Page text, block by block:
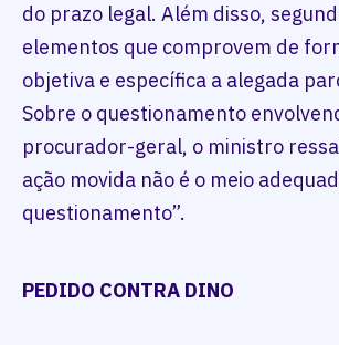
do prazo legal. Além disso,
elementos que comprovem de
objetiva e específica a alegada
Sobre o questionamento
procurador-geral, o ministro
ação movida não é o meio
questionamento”.
PEDIDO CONTRA DINO